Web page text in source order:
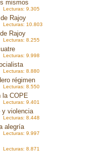
mismos
9.305
Rajoy
10.803
Rajoy
8.255
9.998
8.880
régimen
8.550
la COPE
9.401
y violencia
8.448
alegría
9.997
8.871